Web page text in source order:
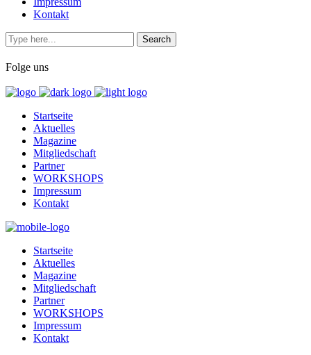
Kontakt
Folge uns
Startseite
Aktuelles
Magazine
Mitgliedschaft
Partner
WORKSHOPS
Impressum
Kontakt
Startseite
Aktuelles
Magazine
Mitgliedschaft
Partner
WORKSHOPS
Impressum
Kontakt